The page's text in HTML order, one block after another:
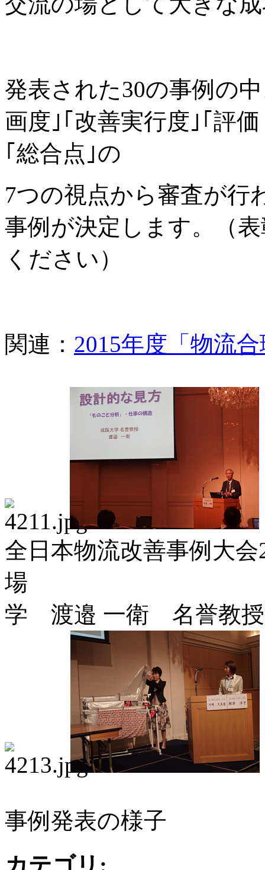
発表された30の事例の
画度｣｢改善実行度｣｢評
｢総合点｣の
7つの視点から審査が行
事例が決定します。（
ください）
関連： 2015年度「物流
全日本物流改善事例大
場 実行委員
学 渡邉 一衛 名誉教授
事例発表の様子